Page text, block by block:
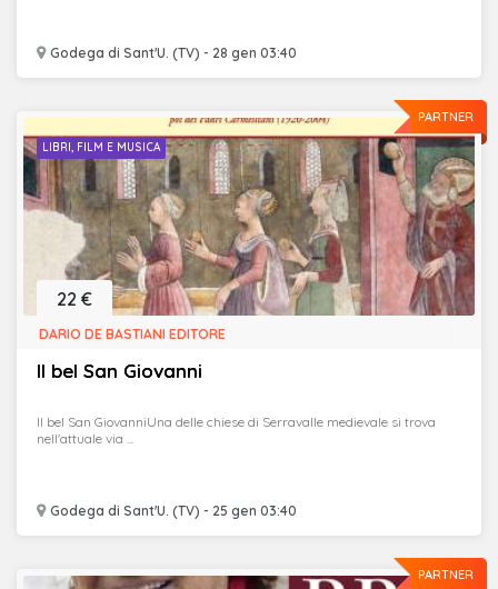
Godega di Sant'U. (TV) - 28 gen 03:40
PARTNER
LIBRI, FILM E MUSICA
Il bel San Giovanni
Godega di Sant'U. (TV) - 25 gen 03:40
22 €
DARIO DE BASTIANI EDITORE
Il bel San GiovanniUna delle chiese di Serravalle medievale si trova
nell'attuale via ...
PARTNER